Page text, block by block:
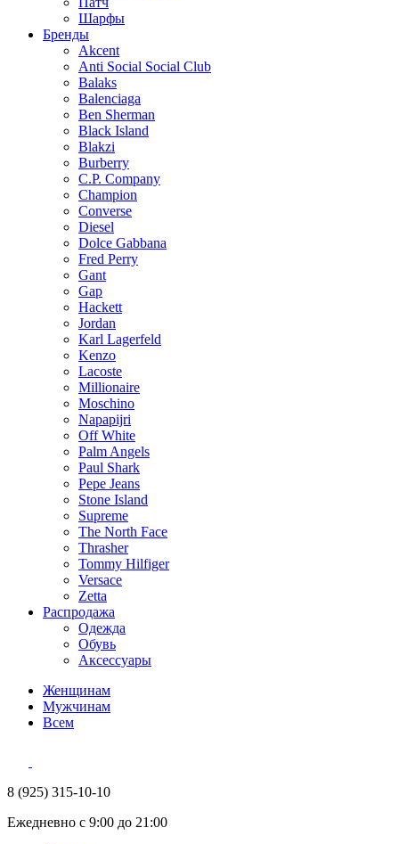
Шарфы
Бренды
Akcent
Anti Social Social Club
Balaks
Balenciaga
Ben Sherman
Black Island
Blakzi
Burberry
C.P. Company
Champion
Converse
Diesel
Dolce Gabbana
Fred Perry
Gant
Gap
Hackett
Jordan
Karl Lagerfeld
Kenzo
Lacoste
Millionaire
Moschino
Napapijri
Off White
Palm Angels
Paul Shark
Pepe Jeans
Stone Island
Supreme
The North Face
Thrasher
Tommy Hilfiger
Versace
Zetta
Распродажа
Одежда
Обувь
Аксессуары
Женщинам
Мужчинам
Всем
8 (925) 315-10-10
Ежедневно с 9:00 до 21:00